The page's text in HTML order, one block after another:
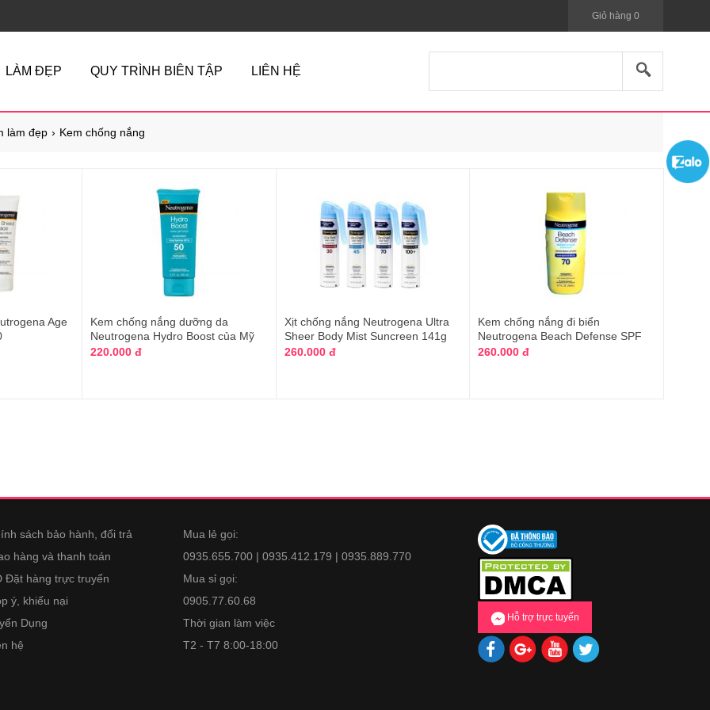
Giỏ hàng 0
LÀM ĐẸP QUY TRÌNH BIÊN TẬP LIÊN HỆ
làm đẹp Kem chống nắng
Age
Kem chống nắng dưỡng da
Neutrogena Hydro Boost của Mỹ
220.000 đ
Xịt chống nắng Neutrogena Ultra
Sheer Body Mist Suncreen 141g
260.000 đ
Kem chống nắng đi biển
Neutrogena Beach Defense SPF
70 của Mỹ
260.000 đ
sách bảo hành, đổi trả
hàng và thanh toán
Đặt hàng trực truyến
ý, khiếu nại
Dụng
hệ
Mua lẻ gọi:
0935.655.700 | 0935.412.179 | 0935.889.770
Mua sỉ gọi:
0905.77.60.68
Thời gian làm việc
T2 - T7 8:00-18:00
Hỗ trợ trực tuyến